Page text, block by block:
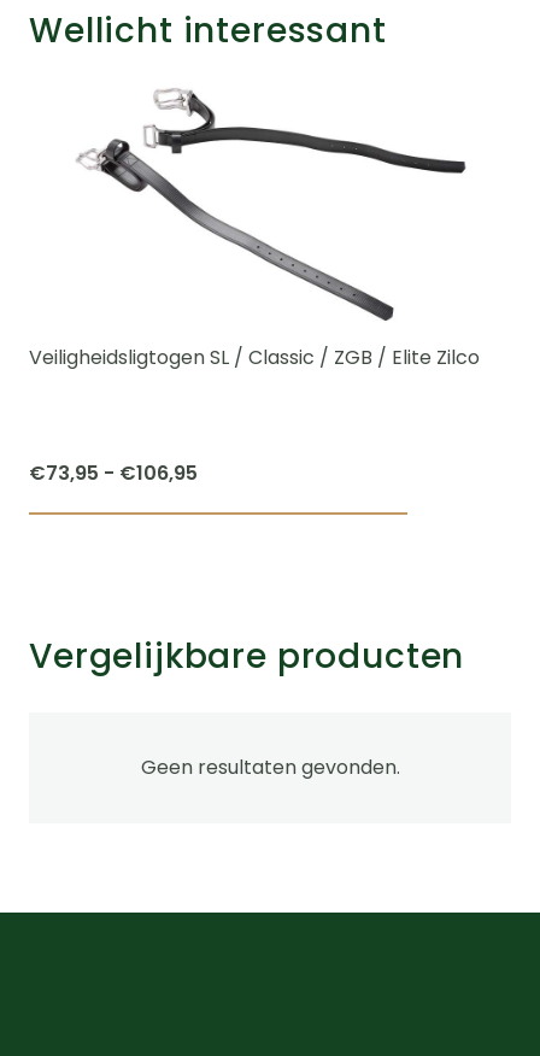
Wellicht interessant
Veiligheidsligtogen SL / Classic / ZGB / Elite Zilco
€73,95 - €106,95
€73,95
variaties.
Vergelijkbare producten
Geen resultaten gevonden.